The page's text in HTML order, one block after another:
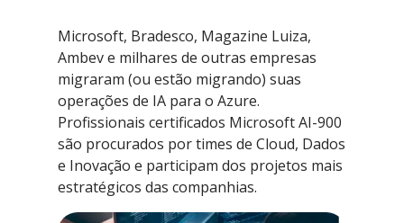
Microsoft, Bradesco, Magazine Luiza,
Ambev e milhares de outras empresas
migraram (ou estão migrando) suas
operações de IA para o Azure.
Profissionais certificados Microsoft AI-900
são procurados por times de Cloud, Dados
e Inovação e participam dos projetos mais
estratégicos das companhias.